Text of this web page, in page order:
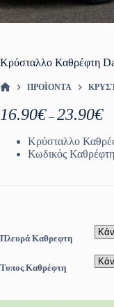
Κρύσταλλο Καθρέφτη
ΠΡΟΪΌΝΤΑ
16.90€ – 23.90€
Κρύσταλλο
Κωδικός
Πλευρά Καθρεφτη
Τυπος Καθρέφτη